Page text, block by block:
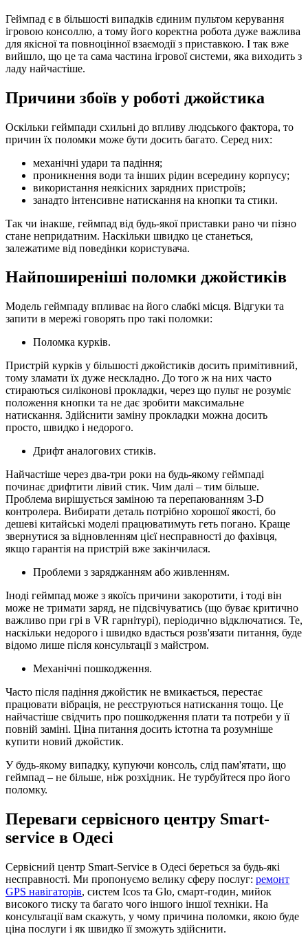
Геймпад є в більшості випадків єдиним пультом керування
ігровою консоллю, а тому його коректна робота дуже важлива
для якісної та повноцінної взаємодії з приставкою. І так вже
вийшло, що це та сама частина ігрової системи, яка виходить з
ладу найчастіше.
Причини збоїв у роботі джойстика
Оскільки геймпади схильні до впливу людського фактора, то
причин їх поломки може бути досить багато. Серед них:
механічні удари та падіння;
проникнення води та інших рідин всередину корпусу;
використання неякісних зарядних пристроїв;
занадто інтенсивне натискання на кнопки та стики.
Так чи інакше, геймпад від будь-якої приставки рано чи пізно
стане непридатним. Наскільки швидко це станеться,
залежатиме від поведінки користувача.
Найпоширеніші поломки джойстиків
Модель геймпаду впливає на його слабкі місця. Відгуки та
запити в мережі говорять про такі поломки:
Поломка курків.
Пристрій курків у більшості джойстиків досить примітивний,
тому зламати їх дуже нескладно. До того ж на них часто
стираються силіконові прокладки, через що пульт не розуміє
положення кнопки та не дає зробити максимальне
натискання. Здійснити заміну прокладки можна досить
просто, швидко і недорого.
Дрифт аналогових стиків.
Найчастіше через два-три роки на будь-якому геймпаді
починає дрифтити лівий стик. Чим далі – тим більше.
Проблема вирішується заміною та перепаюванням 3-D
контролера. Вибирати деталь потрібно хорошої якості, бо
дешеві китайські моделі працюватимуть геть погано. Краще
звернутися за відновленням цієї несправності до фахівця,
якщо гарантія на пристрій вже закінчилася.
Проблеми з заряджанням або живленням.
Іноді геймпад може з якоїсь причини закоротити, і тоді він
може не тримати заряд, не підсвічуватись (що буває критично
важливо при грі в VR гарнітурі), періодично відключатися. Те,
наскільки недорого і швидко вдасться розв'язати питання, буде
відомо лише після консультації з майстром.
Механічні пошкодження.
Часто після падіння джойстик не вмикається, перестає
працювати вібрація, не реєструються натискання тощо. Це
найчастіше свідчить про пошкодження плати та потреби у її
повній заміні. Ціна питання досить істотна та розумніше
купити новий джойстик.
У будь-якому випадку, купуючи консоль, слід пам'ятати, що
геймпад – не більше, ніж розхідник. Не турбуйтеся про його
поломку.
Переваги сервісного центру Smart-
service в Одесі
Сервісний центр Smart-Service в Одесі береться за будь-які
несправності. Ми пропонуємо велику сферу послуг: ремонт
GPS навігаторів, систем Icos та Glo, смарт-годин, мийок
високого тиску та багато чого іншого іншої техніки. На
консультації вам скажуть, у чому причина поломки, якою буде
ціна послуги і як швидко її зможуть здійснити.